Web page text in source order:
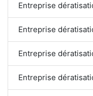
Entreprise
Entreprise
Entreprise
Entreprise